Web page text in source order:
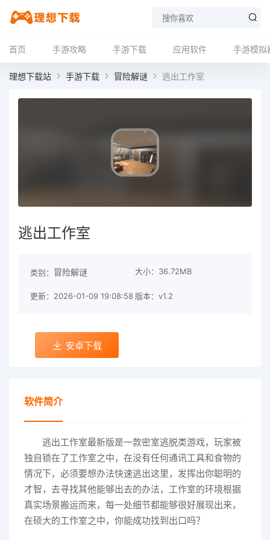
首页 手游攻略 手游下载 应用软件 手游模拟
理想下载站 手游下载 冒险解谜 逃出工作室
逃出工作室
类别： 冒险解谜 大小：36.72MB
更新：2026-01-09 19:08:58 版本：v1.2
安卓下载
软件简介
逃出工作室最新版是一款密室逃脱类游戏，玩家被
独自锁在了工作室之中，在没有任何通讯工具和食物的
情况下，必须要想办法快速逃出这里，发挥出你聪明的
才智，去寻找其他能够出去的办法，工作室的环境根据
真实场景搬运而来，每一处细节都能够很好展现出来，
在硕大的工作室之中，你能成功找到出口吗？